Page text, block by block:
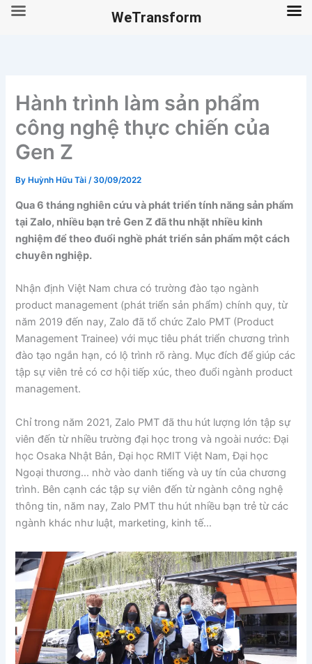
Hành trình làm sản phẩm
công nghệ thực chiến của
Gen Z
By Huỳnh Hữu Tài/30/09/2022
Qua 6 tháng nghiên cứu và phát triển tính năng sản phẩm
tại Zalo, nhiều bạn trẻ Gen Z đã thu nhặt nhiều kinh
nghiệm để theo đuổi nghề phát triển sản phẩm một cách
chuyên nghiệp.
Nhận định Việt Nam chưa có trường đào tạo ngành
product management (phát triển sản phẩm) chính quy, từ
năm 2019 đến nay, Zalo đã tổ chức Zalo PMT (Product
Management Trainee) với mục tiêu phát triển chương trình
đào tạo ngắn hạn, có lộ trình rõ ràng. Mục đích để giúp các
tập sự viên trẻ có cơ hội tiếp xúc, theo đuổi ngành product
management.
Chỉ trong năm 2021, Zalo PMT đã thu hút lượng lớn tập sự
viên đến từ nhiều trường đại học trong và ngoài nước: Đại
học Osaka Nhật Bản, Đại học RMIT Việt Nam, Đại học
Ngoại thương… nhờ vào danh tiếng và uy tín của chương
trình. Bên cạnh các tập sự viên đến từ ngành công nghệ
thông tin, năm nay, Zalo PMT thu hút nhiều bạn trẻ từ các
ngành khác như luật, marketing, kinh tế…
WeTransform